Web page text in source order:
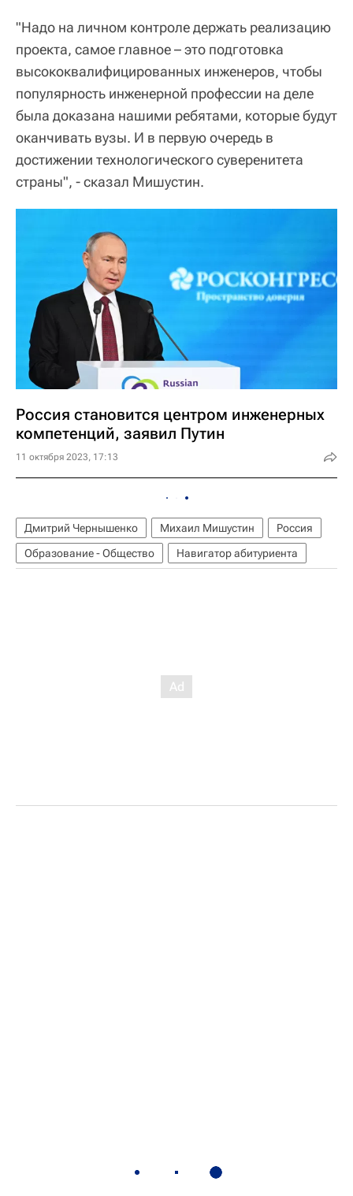
"Надо на личном контроле держать реализацию
проекта, самое главное – это подготовка
высококвалифицированных инженеров, чтобы
популярность инженерной профессии на деле
была доказана нашими ребятами, которые будут
оканчивать вузы. И в первую очередь в
достижении технологического суверенитета
страны", - сказал Мишустин.
Россия становится центром инженерных
компетенций, заявил Путин
11 октября 2023, 17:13
Дмитрий Чернышенко Михаил Мишустин
Россия
Образование - Общество
Навигатор абитуриента